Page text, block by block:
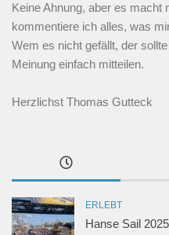
Keine Ahnung, aber es macht
kommentiere ich alles, was
Wem es nicht gefällt, der
Meinung einfach mitteilen.
Herzlichst Thomas Gutteck
ERLEBT
Hanse Sail 2025